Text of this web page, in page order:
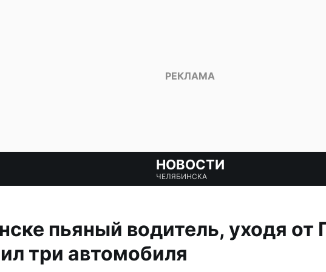
НОВОСТИ
ЧЕЛЯБИНСКА
пьяный водитель, уходя от
три автомобиля